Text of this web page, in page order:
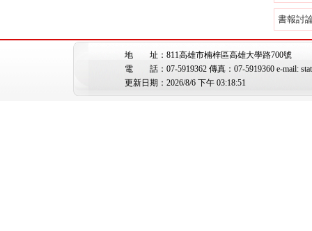
書報討
地 址：811高雄市楠梓區高雄大學路700號
電 話：07-5919362 傳真：07-5919360 e-mail:
更新日期：2026/8/6 下午 03:18:51